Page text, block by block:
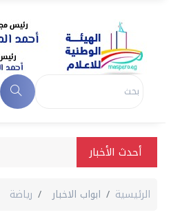
أحدث الأخبار
الرئيسية ابواب الاخبار رياضة